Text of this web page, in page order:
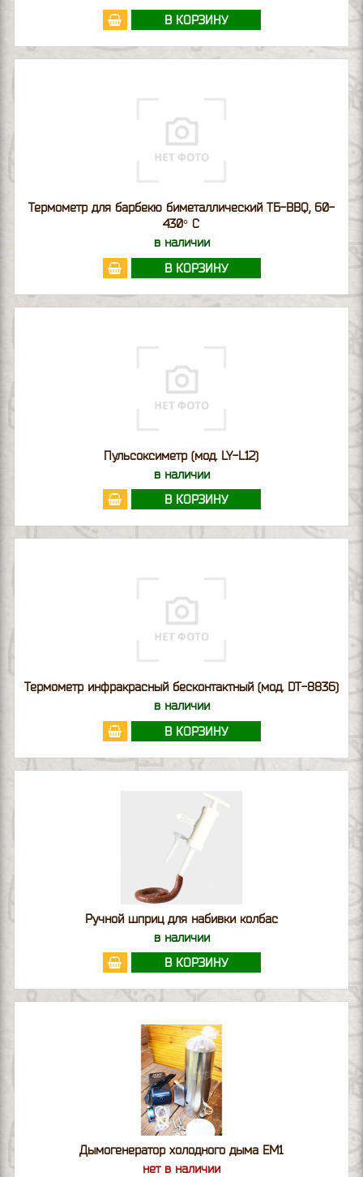
В КОРЗИНУ
Термометр для барбекю биметаллический ТБ-BBQ, 60-
430° C
в наличии
В КОРЗИНУ
Пульсоксиметр (мод. LY-L12)
в наличии
В КОРЗИНУ
Термометр инфракрасный бесконтактный (мод. DT-8836)
в наличии
В КОРЗИНУ
Ручной шприц для набивки колбас
в наличии
В КОРЗИНУ
Дымогенератор холодного дыма ЕМ1
нет в наличии